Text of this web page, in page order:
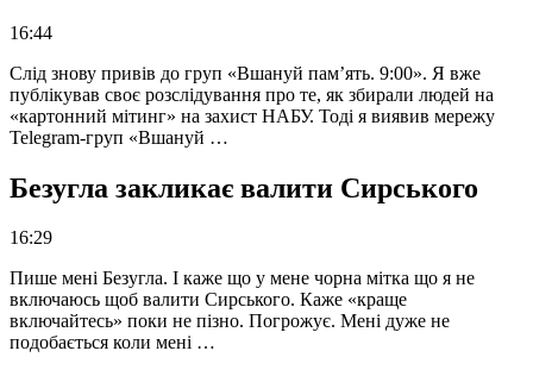
16:44
Слід знову привів до груп «Вшануй пам’ять. 9:00». Я вже
публікував своє розслідування про те, як збирали людей на
«картонний мітинг» на захист НАБУ. Тоді я виявив мережу
Telegram-груп «Вшануй …
Безугла закликає валити Сирського
16:29
Пише мені Безугла. І каже що у мене чорна мітка що я не
включаюсь щоб валити Сирського. Каже «краще
включайтесь» поки не пізно. Погрожує. Мені дуже не
подобається коли мені …